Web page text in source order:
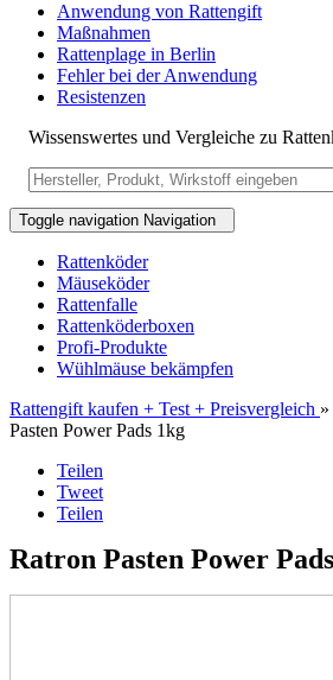
Anwendung von Rattengift
Maßnahmen
Rattenplage in Berlin
Fehler bei der Anwendung
Resistenzen
Wissenswertes und Vergleiche zu
Toggle navigation Navigation
Rattenköder
Mäuseköder
Rattenfalle
Rattenköderboxen
Profi-Produkte
Wühlmäuse bekämpfen
Rattengift kaufen + Test + Preisvergleich »
Pasten Power Pads 1kg
Teilen
Tweet
Teilen
Ratron Pasten Power